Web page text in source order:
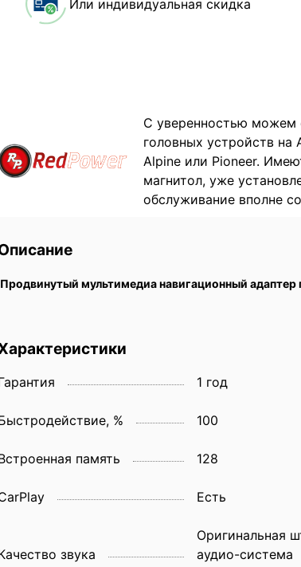
Или индивидуальная скидка
C уверенностью можем
головных устройств
Alpine или Pioneer.
магнитол, уже
обслуживание вполне
Продвинутый мультимедиа навигационный адаптер
1 год
% 100
память 128
Есть
звука
Оригинальная
аудио-система